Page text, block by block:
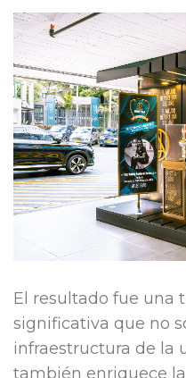
El resultado fue una
significativa que no
infraestructura de la
también enriquece